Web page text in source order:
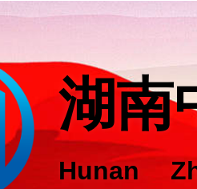
湖南
Hunan